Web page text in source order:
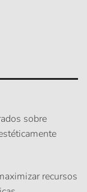
sobre
recursos